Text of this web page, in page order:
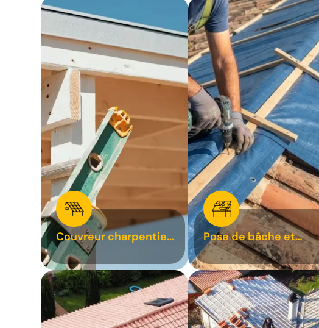
Couvreur charpentier
31
Pose de bâche et
bâchage de toiture 31